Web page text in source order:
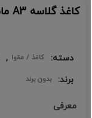
کاغذ گلاسه A3 مات ۲۵۰گرم بسته ۱۰۰برگی
دسته: کاغذ / مقوا ,
برند: بدون برند
معرفی